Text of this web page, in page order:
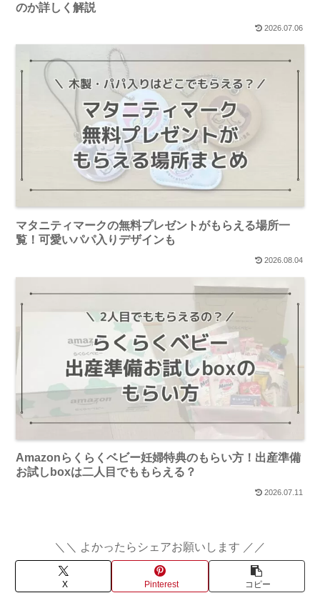
のか詳しく解説
2026.07.06
マタニティマークの無料プレゼントがもらえる場所一
覧！可愛いパパ入りデザインも
2026.08.04
Amazonらくらくベビー妊婦特典のもらい方！出産準備
お試しboxは二人目でももらえる？
2026.07.11
＼＼ よかったらシェアお願いします ／／
X Pinterest コピー